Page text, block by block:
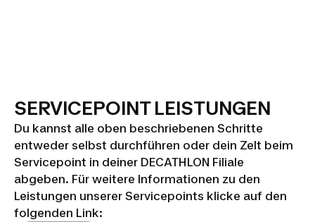
SERVICEPOINT LEISTUNGEN
Du kannst alle oben beschriebenen Schritte
entweder selbst durchführen oder dein Zelt beim
Servicepoint in deiner DECATHLON Filiale
abgeben. Für weitere Informationen zu den
Leistungen unserer Servicepoints klicke auf den
folgenden Link: